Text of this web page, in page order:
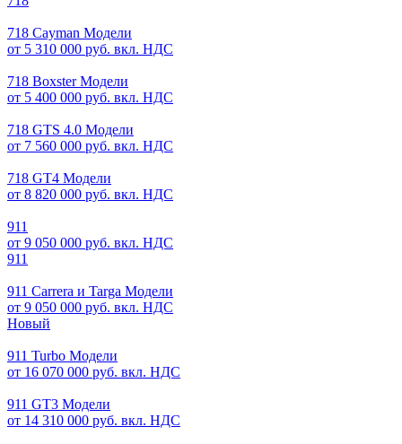
718 Cayman Модели
от 5 310 000 руб. вкл. НДС
718 Boxster Модели
от 5 400 000 руб. вкл. НДС
718 GTS 4.0 Модели
от 7 560 000 руб. вкл. НДС
718 GT4 Модели
от 8 820 000 руб. вкл. НДС
911
от 9 050 000 руб. вкл. НДС
911
911 Carrera и Targa Модели
от 9 050 000 руб. вкл. НДС
Новый
911 Turbo Модели
от 16 070 000 руб. вкл. НДС
911 GT3 Модели
от 14 310 000 руб. вкл. НДС